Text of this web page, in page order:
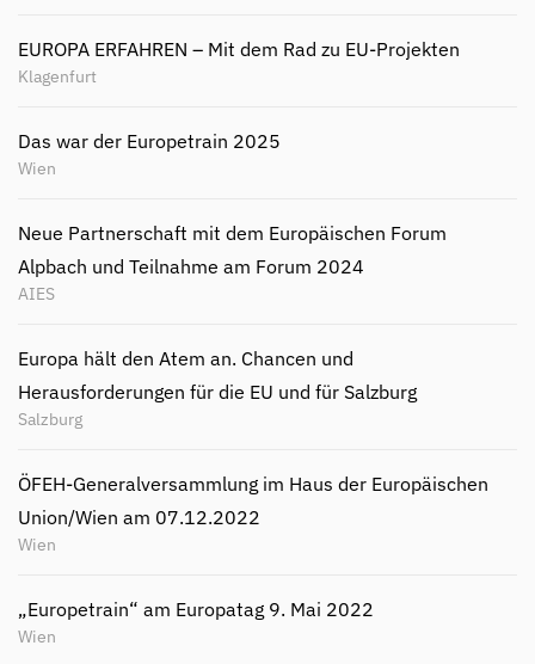
EUROPA ERFAHREN – Mit dem Rad zu EU-Projekten
Klagenfurt
Das war der Europetrain 2025
Wien
Neue Partnerschaft mit dem Europäischen Forum
Alpbach und Teilnahme am Forum 2024
AIES
Europa hält den Atem an. Chancen und
Herausforderungen für die EU und für Salzburg
Salzburg
ÖFEH-Generalversammlung im Haus der Europäischen
Union/Wien am 07.12.2022
Wien
„Europetrain“ am Europatag 9. Mai 2022
Wien